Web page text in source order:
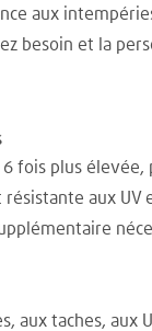
aux
besoin et la
fois plus
aux UV
aux taches, aux